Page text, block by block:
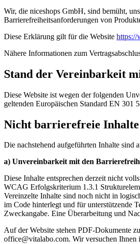
Wir, die niceshops GmbH, sind bemüht,
Barrierefreiheitsanforderungen von
Diese Erklärung gilt für die Website https://
Nähere Informationen zum
Stand der Vereinbarkeit
Diese Website ist wegen der folgenden
geltenden Europäischen Standard EN 301
Nicht barrierefreie Inhalte
Die nachstehend aufgeführten Inhalte sind
a) Unvereinbarkeit mit den
Diese Inhalte entsprechen derzeit nicht
WCAG Erfolgskriterium 1.3.1
Vereinzelte Inhalte sind noch nicht in
im Code hinterlegt und für unterstützende
Zweckangabe. Eine Überarbeitung und
Auf der Website stehen PDF-Dokumente
office@vitalabo.com. Wir versuchen